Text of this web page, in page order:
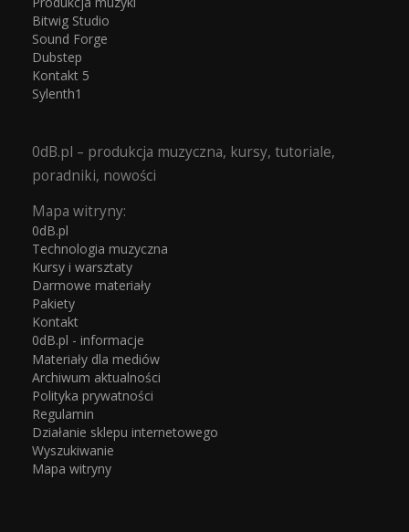
Bitwig Studio
Sound Forge
Dubstep
Kontakt 5
Sylenth1
0dB.pl – produkcja muzyczna, kursy, tutoriale,
poradniki, nowości
Mapa witryny:
0dB.pl
Technologia muzyczna
Kursy i warsztaty
Darmowe materiały
Pakiety
Kontakt
0dB.pl - informacje
Materiały dla mediów
Archiwum aktualności
Polityka prywatności
Regulamin
Działanie sklepu internetowego
Wyszukiwanie
Mapa witryny